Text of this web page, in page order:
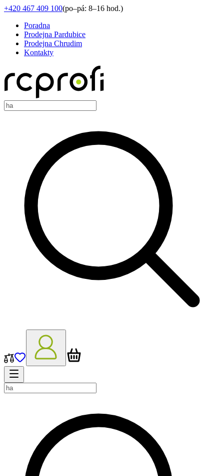
+420 467 409 100(po–pá: 8–16 hod.)
Poradna
Prodejna Pardubice
Prodejna Chrudim
Kontakty